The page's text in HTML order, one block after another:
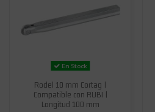
En Stock
Rodel 10 mm Cortag |
Compatible con RUBI |
Longitud 100 mm